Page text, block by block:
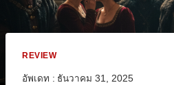
REVIEW
อัพเดท : ธันวาคม 31, 2025